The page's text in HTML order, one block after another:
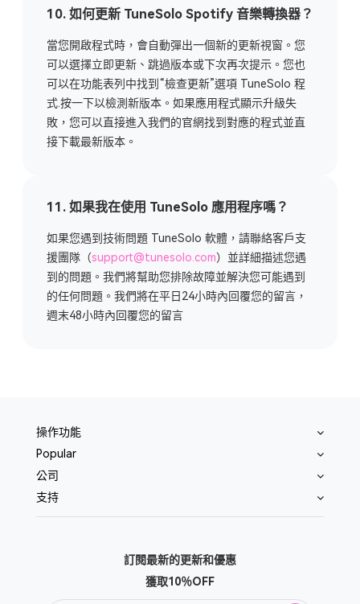
10. 如何更新 TuneSolo Spotify 音樂轉換器？
當您開啟程式時，會自動彈出一個新的更新視窗。您
可以選擇立即更新、跳過版本或下次再次提示。您也
可以在功能表列中找到“檢查更新”選項 TuneSolo 程
式.按一下以檢測新版本。如果應用程式顯示升級失
敗，您可以直接進入我們的官網找到對應的程式並直
接下載最新版本。
11. 如果我在使用 TuneSolo 應用程序嗎？
如果您遇到技術問題 TuneSolo 軟體，請聯絡客戶支
援團隊（support@tunesolo.com）並詳細描述您遇
到的問題。我們將幫助您排除故障並解決您可能遇到
的任何問題。我們將在平日24小時內回覆您的留言，
週末48小時內回覆您的留言
操作功能
Popular
公司
支持
訂閱最新的更新和優惠
獲取10％OFF